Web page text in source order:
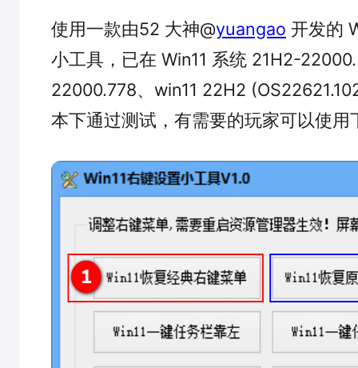
使用一款由52 大神@yuangao 开发的
小工具，已在 Win11 系统 21H2-
22000.778、win11 22H2
本下通过测试，有需要的玩家可以使用